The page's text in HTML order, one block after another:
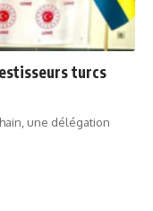
turcs
une délégation